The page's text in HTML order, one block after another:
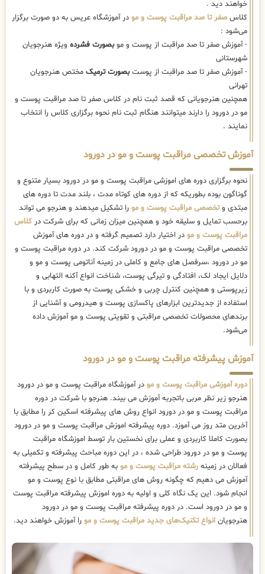
خواهند دید .
کلاسصفر تا صد مراقبت پوست و مو در آموزشگاه عریس به دو صورت برگزار
می‌شود :
- آموزش صفر تا صد مراقبت از پوست و موبصورت فشرده ویژه هنرجویان
شهرستانی
- آموزش صفر تا صد مراقبت از پوستبصورت ترمیک مختص هنرجویان
تهرانی
همچنین هنرجویانی که قصد ثبت نام در کلاس صفر تا صد مراقبت پوست و
مو در دورود را دارند میتوانند هنگام ثبت نام نحوه برگزاری کلاس را انتخاب
نمایند .
آموزش تخصصی مراقبت پوست و مو در دورود
نحوه برگزاری دوره های اموزشی مراقبت پوست و مو در دورود بسیار متنوع و
گوناگون بوده بطوریکه که از دوره های کوتاه مدت ، بلند مدت تا دوره های
مبتدی وتخصصی مراقبت پوست و مو را تشکیل میدهند و هنرجو می تواند
برحسب تمایل و سلیقه خود و همچنین میزان زمانی که برای شرکت در کلاس
مراقبت پوست و مو در اختیار دارد تصمیم گرفته و در دوره های آموزش
تخصصی مراقبت پوست و مو در دورود شرکت کند. در دوره مراقبت پوست و
مو در دورود ،سرفصل های جامع و کاملی در زمینه آناتومی پوست و مو و
دلایل ایجاد لک، افتادگی و تیرگی پوست، شناخت انواع آکنه التهابی و
زیرپوستی و همچنین کنترل چربی و خشکی پوست به صورت کاربردی و با
استفاده از جدیدترین ابزارهای پاکسازی پوست و هیدرومی و آشنایی از
برندهای محصولات تخصصی مراقبتی و تقویتی پوست و مو آموزش داده
می‌شود.
آموزش پیشرفته مراقبت پوست و مو در دورود
دوره آموزشی مراقبت پوست و مو در آموزشگاه مراقبت پوست و مو در دورود
هنرجو زیر نظر مربی باتجربه آموزش می بیند. هنرجو با شرکت در دوره
مراقبت پوست و مو در دورود انواع روش های پیشرفته اسکین کر را مطابق با
آخرین متد روز می آموزد. دوره پیشرفته اموزش مراقبت پوست و مو در دورود
بصورت کاملا کاربردی و عملی برای نخستین بار توسط اموزشگاه مراقبت
پوست و مو در دورود طراحی شده ، در این دوره مباحث پیشرفته و تکمیلی به
فعالان در زمینه رشته مراقبت پوست و مو به طور کامل و در سطح پیشرفته
آموزش می دهیم که چگونه روش های مراقبتی مطابق با نوع پوست و مو
انجام شود. این یک نگاه کلی و اولیه به دوره اموزش پیشرفته مراقبت پوست
و مو در دورود است. در دوره پیشرفته مراقبت پوست و مو در دورود
هنرجویان انواع تکنیک‌های جدید مراقبت پوست و مو را آموزش خواهند دید.